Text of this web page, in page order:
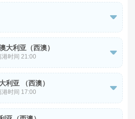
受船上的各项娱乐设施。

受船上的各项娱乐设施。
大利亚（西澳）
港时间 21:00

前往【凯文森动物园】西澳最大的野
互动性。随后前往【国王公园】可俯
设有纪念大道和战争历史纪念碑。
西澳最早的监狱，监狱建造于 1850
利亚 （西澳）
港时间 17:00

前往【巴瑟尔顿栈桥】千与千寻里的